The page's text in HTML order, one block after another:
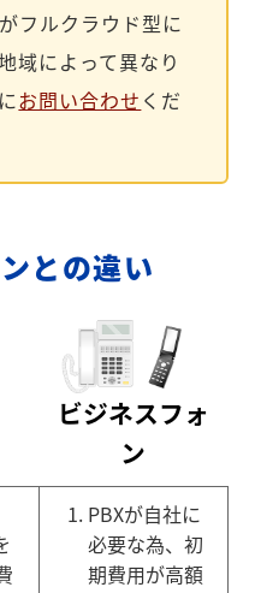
フルクラウド型に
域によって異なり
お問い合わせ くだ
との違い
ビジネスフォ
ン
PBXが自社に
必要な為、初
期費用が高額